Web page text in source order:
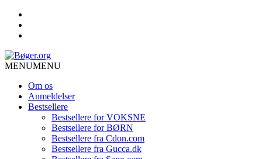
MENUMENU
Om os
Anmeldelser
Bestsellere
Bestsellere for VOKSNE
Bestsellere for BØRN
Bestsellere fra Cdon.com
Bestsellere fra Gucca.dk